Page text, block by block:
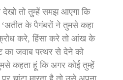
तो तुम्‍हें समझ आएगा कि
‘अतीत के पैगंबरों ने तुमसे कहा
करे, हिंसा करे तो आंख के
जवाब पत्‍थर से देने को
कहता हूं कि अगर कोई तुम्‍हें